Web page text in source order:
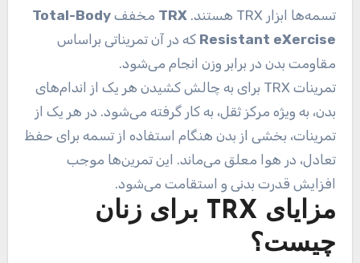
تسمه‌ها ابزار TRX هستند.
TRX مخفف Total-Body
Resistant eXercise که در آن تمریناتی براساس
مقاومت بدن در برابر وزن انجام می‌شود.
تمرینات TRX برای به چالش کشیدن هر یک از اندام‌های
بدن، به ویژه مرکز ثقل، به کار گرفته می‌شود. در هر یک از
تمرینات، بخشی از بدن هنگام استفاده از تسمه برای حفظ
تعادل، در هوا معلق می‌ماند. این تمرین‌ها موجب
افزایش قدرت بدنی و استقامت می‌شود.
مزایای TRX برای زنان
چیست؟